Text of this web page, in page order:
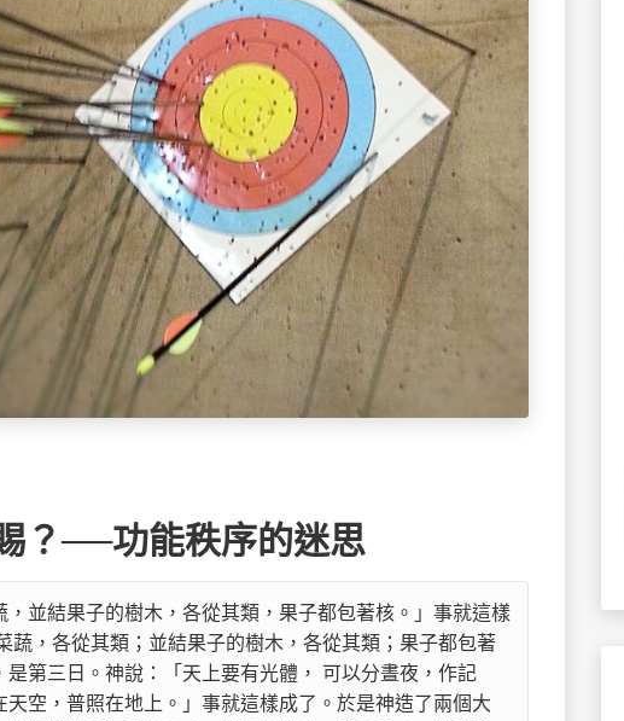
？──功能秩序的迷思
並結果子的樹木，各從其類，果子都包著核。」事就這樣
蔬，各從其類；並結果子的樹木，各從其類；果子都包著
第三日。神說：「天上要有光體， 可以分晝夜，作記
空，普照在地上。」事就這樣成了。於是神造了兩個大